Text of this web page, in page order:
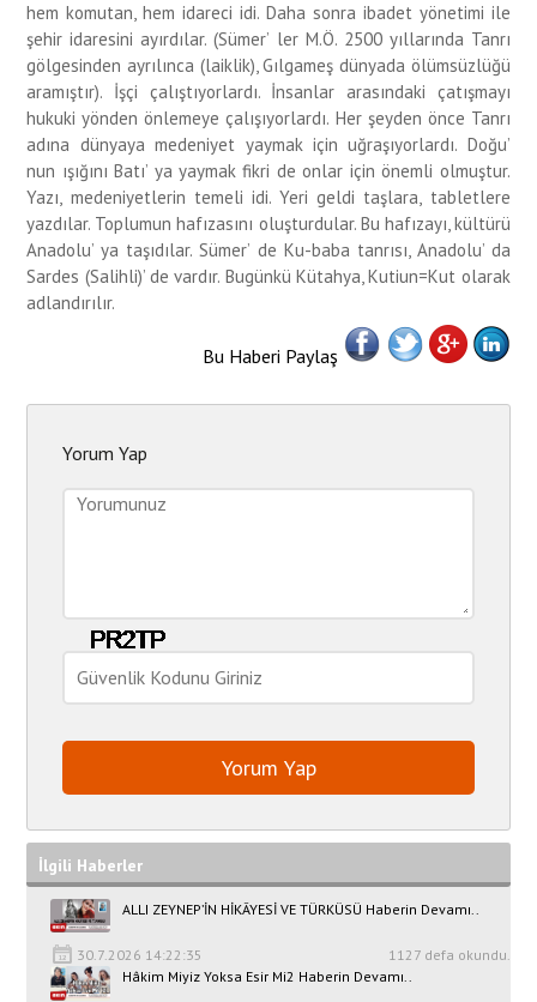
hem komutan, hem idareci idi. Daha sonra ibadet yönetimi ile
şehir idaresini ayırdılar. (Sümer’ ler M.Ö. 2500 yıllarında Tanrı
gölgesinden ayrılınca (laiklik), Gılgameş dünyada ölümsüzlüğü
aramıştır). İşçi çalıştıyorlardı. İnsanlar arasındaki çatışmayı
hukuki yönden önlemeye çalışıyorlardı. Her şeyden önce Tanrı
adına dünyaya medeniyet yaymak için uğraşıyorlardı. Doğu’
nun ışığını Batı’ ya yaymak fikri de onlar için önemli olmuştur.
Yazı, medeniyetlerin temeli idi. Yeri geldi taşlara, tabletlere
yazdılar. Toplumun hafızasını oluşturdular. Bu hafızayı, kültürü
Anadolu’ ya taşıdılar. Sümer’ de Ku-baba tanrısı, Anadolu’ da
Sardes (Salihli)’ de vardır. Bugünkü Kütahya, Kutiun=Kut olarak
adlandırılır.
Bu Haberi Paylaş
Yorum Yap
İlgili Haberler
ALLI ZEYNEP’İN HİKÂYESİ VE TÜRKÜSÜ Haberin Devamı..
30.7.2026 14:22:35
1127 defa okundu.
Hâkim Miyiz Yoksa Esir Mi2 Haberin Devamı..